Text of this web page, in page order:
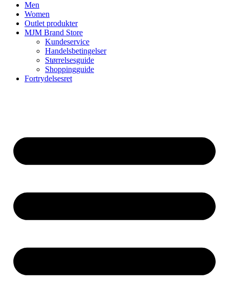
Men
Women
Outlet produkter
MJM Brand Store
Kundeservice
Handelsbetingelser
Størrelsesguide
Shoppingguide
Fortrydelsesret